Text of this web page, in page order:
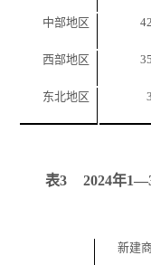
中部地区
西部地区
东北地区
表3 2024年1—
新建